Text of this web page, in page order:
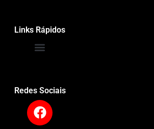
Links Rápidos
Redes Sociais